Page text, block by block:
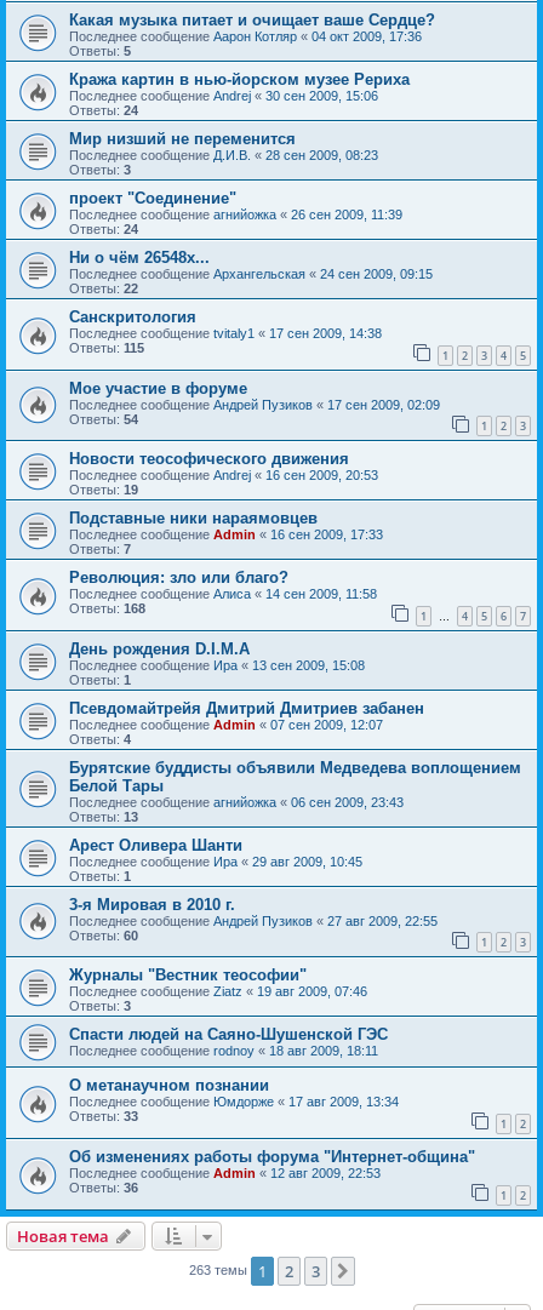
Какая музыка питает и очищает ваше Сердце?
Последнее сообщение Аарон Котляр « 04 окт 2009, 17:36
Ответы: 5
Кража картин в нью-йорском музее Рериха
Последнее сообщение Andrej « 30 сен 2009, 15:06
Ответы: 24
Мир низший не переменится
Последнее сообщение Д.И.В. « 28 сен 2009, 08:23
Ответы: 3
проект "Соединение"
Последнее сообщение агнийожка « 26 сен 2009, 11:39
Ответы: 24
Ни о чём 26548х...
Последнее сообщение Архангельская « 24 сен 2009, 09:15
Ответы: 22
Санскритология
Последнее сообщение tvitaly1 « 17 сен 2009, 14:38
Ответы: 115 1 2 3 4 5
Мое участие в форуме
Последнее сообщение Андрей Пузиков « 17 сен 2009, 02:09
Ответы: 54 1 2 3
Новости теософического движения
Последнее сообщение Andrej « 16 сен 2009, 20:53
Ответы: 19
Подставные ники нараямовцев
Последнее сообщение Admin « 16 сен 2009, 17:33
Ответы: 7
Революция: зло или благо?
Последнее сообщение Алиса « 14 сен 2009, 11:58
Ответы: 168 1 … 4 5 6 7
День рождения D.I.M.A
Последнее сообщение Ира « 13 сен 2009, 15:08
Ответы: 1
Псевдомайтрейя Дмитрий Дмитриев забанен
Последнее сообщение Admin « 07 сен 2009, 12:07
Ответы: 4
Бурятские буддисты объявили Медведева воплощением
Белой Тары
Последнее сообщение агнийожка « 06 сен 2009, 23:43
Ответы: 13
Арест Оливера Шанти
Последнее сообщение Ира « 29 авг 2009, 10:45
Ответы: 1
3-я Мировая в 2010 г.
Последнее сообщение Андрей Пузиков « 27 авг 2009, 22:55
Ответы: 60 1 2 3
Журналы "Вестник теософии"
Последнее сообщение Ziatz « 19 авг 2009, 07:46
Ответы: 3
Спасти людей на Саяно-Шушенской ГЭС
Последнее сообщение rodnoy « 18 авг 2009, 18:11
О метанаучном познании
Последнее сообщение Юмдорже « 17 авг 2009, 13:34
Ответы: 33 1 2
Об изменениях работы форума "Интернет-община"
Последнее сообщение Admin « 12 авг 2009, 22:53
Ответы: 36 1 2
Новая тема
263 темы 1 2 3